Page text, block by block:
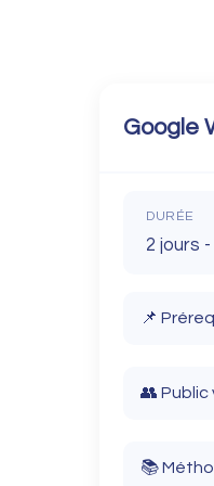
Google
DURÉE
2 jours -
📌
👥 Public
Tout
📚